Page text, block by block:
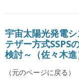
宇宙太陽光発電
テザー方式SSPS
検討～（佐々木進
（元のページに戻る